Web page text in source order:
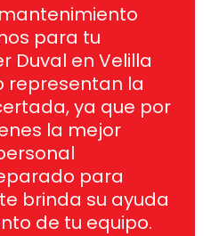
para tu
Duval en Velilla
representan la
ya que por
la mejor
para
brinda su ayuda
de tu equipo.